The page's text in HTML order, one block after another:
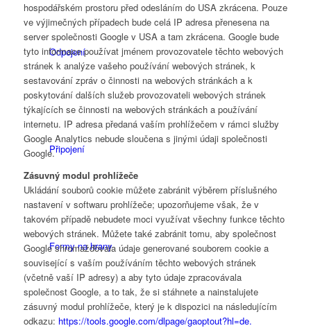
Odpojení
Připojení
Formy na hrany
hospodářském prostoru před odesláním do USA zkrácena. Pouze
ve výjimečných případech bude celá IP adresa přenesena na
server společnosti Google v USA a tam zkrácena. Google bude
tyto informace používat jménem provozovatele těchto webových
stránek k analýze vašeho používání webových stránek, k
sestavování zpráv o činnosti na webových stránkách a k
poskytování dalších služeb provozovateli webových stránek
týkajících se činnosti na webových stránkách a používání
internetu. IP adresa předaná vaším prohlížečem v rámci služby
Google Analytics nebude sloučena s jinými údaji společnosti
Google.
Zásuvný modul prohlížeče
Ukládání souborů cookie můžete zabránit výběrem příslušného
nastavení v softwaru prohlížeče; upozorňujeme však, že v
takovém případě nebudete moci využívat všechny funkce těchto
webových stránek. Můžete také zabránit tomu, aby společnost
Google shromažďovala údaje generované souborem cookie a
související s vaším používáním těchto webových stránek
(včetně vaší IP adresy) a aby tyto údaje zpracovávala
společnost Google, a to tak, že si stáhnete a nainstalujete
zásuvný modul prohlížeče, který je k dispozici na následujícím
odkazu: https://tools.google.com/dlpage/gaoptout?hl=de.